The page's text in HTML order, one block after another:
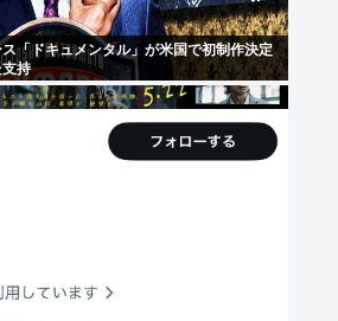
「ドキュメンタル」が米国で初制作決定
持